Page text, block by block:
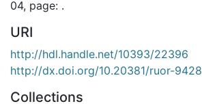
04, page: .
URI
http://hdl.handle.net/10393/22396
http://dx.doi.org/10.20381/ruor-9428
Collections